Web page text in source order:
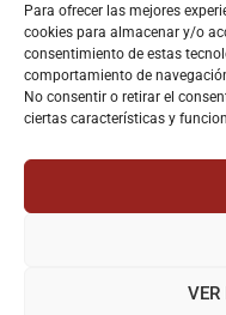
Para ofrecer las mejores
cookies para almacenar y/o
consentimiento de estas
comportamiento de
No consentir o retirar el
ciertas características y
VER
Reproductor
de
vídeo